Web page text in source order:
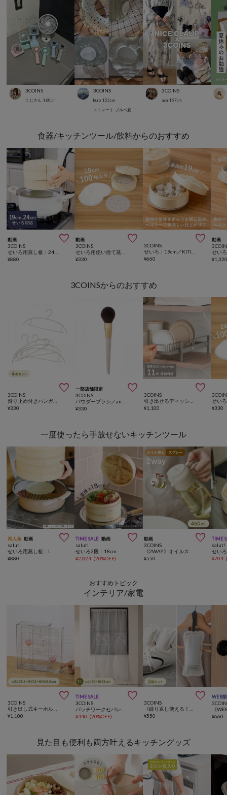
3COINS
こじさん 160cm
3COINS
kuro 155cm
ストレート ブルベ夏
3COINS
aya 157cm
食器/キッチンツール/飲料からのおすすめ
動画 
3COINS
¥880
動画 
3COINS
¥330

3COINS
¥660
動画
¥
3COINSからのおすすめ

3COINS
¥330
一部店舗限定 
3COINS
¥330

3COINS
¥1,100 ¥330
一度使ったら手放せないキッチンツール
再入荷 動画 
salut!
せいろ用蒸し板：L
¥880
TIME SALE 動画 
salut!
せいろ2段：18cm
¥2,024 (20%OFF)
動画 
3COINS
¥550
TIME
salut!
¥704
おすすめトピック
インテリア/家電

3COINS
¥1,100
TIME SALE 
3COINS
¥440 (20%OFF)

3COINS
¥550
WEB
¥660
見た目も便利も両方叶えるキッチングッズ